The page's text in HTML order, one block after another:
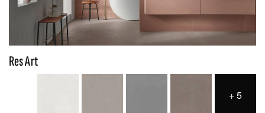
Res Art
+5